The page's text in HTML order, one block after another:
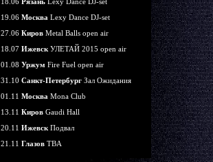
19.06 Москва Lexy Dance DJ-set
27.06 Киров Metal Balls open air
18.07 Ижевск УЛЕТАЙ 2015 open air
01.08 Уржум Fire Fuel open air
31.10 Санкт-Петербург Зал Ожидания
01.11 Москва Mona Club
13.11 Киров Gaudi Hall
20.11 Ижевск Подвал
21.11 Глазов TBA